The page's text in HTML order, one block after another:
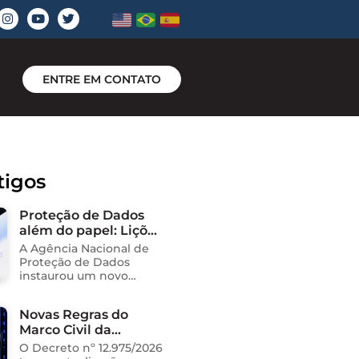
ENTRE EM CONTATO
Proteção de Dados
além do papel: Lições
do novo processo
sancionador da
ANPD
A Agência Nacional de
Proteção de Dados
instaurou um novo
Instituto Saúde e
Cidadania (Isac),
organização social
Novas Regras do
Marco Civil da
Internet
O Decreto nº 12.975/2026